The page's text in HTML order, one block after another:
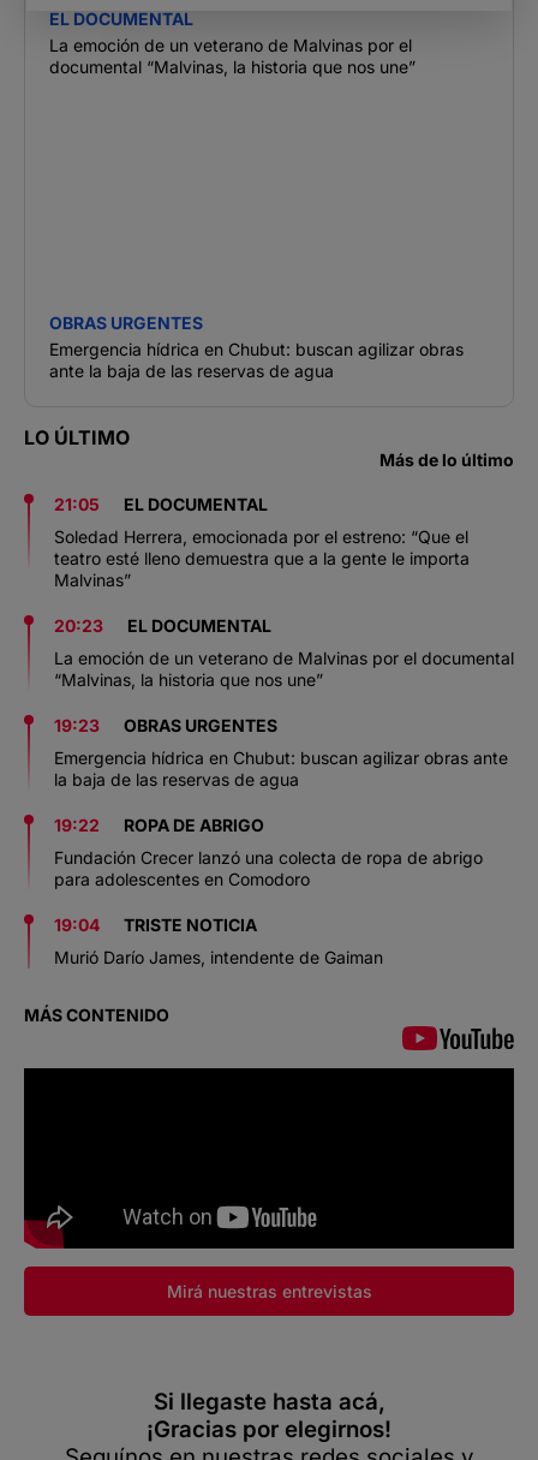
EL DOCUMENTAL
La emoción de un veterano de Malvinas por el
documental “Malvinas, la historia que nos une”
OBRAS URGENTES
Emergencia hídrica en Chubut: buscan agilizar obras
ante la baja de las reservas de agua
LO ÚLTIMO
Más de lo último
21:05
EL DOCUMENTAL
Soledad Herrera, emocionada por el estreno: “Que el
teatro esté lleno demuestra que a la gente le importa
Malvinas”
20:23
EL DOCUMENTAL
La emoción de un veterano de Malvinas por el documental
“Malvinas, la historia que nos une”
19:23
OBRAS URGENTES
Emergencia hídrica en Chubut: buscan agilizar obras ante
la baja de las reservas de agua
19:22
ROPA DE ABRIGO
Fundación Crecer lanzó una colecta de ropa de abrigo
para adolescentes en Comodoro
19:04
TRISTE NOTICIA
Murió Darío James, intendente de Gaiman
MÁS CONTENIDO
Mirá nuestras entrevistas
Si llegaste hasta acá,
¡Gracias por elegirnos!